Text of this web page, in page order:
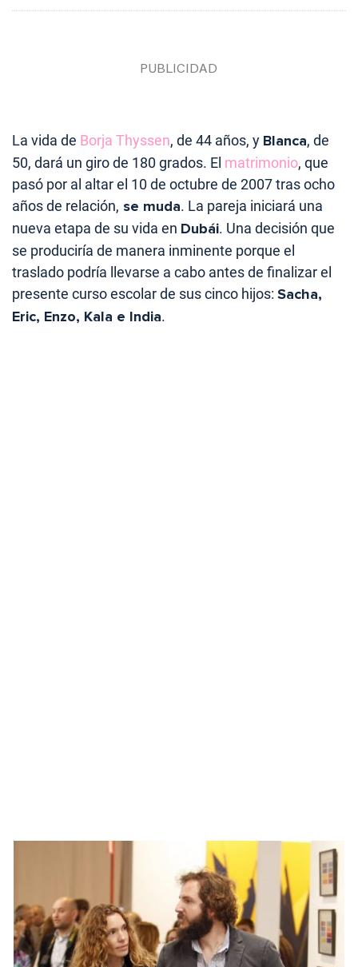
La vida de Borja Thyssen, de 44 años, y Blanca, de
50, dará un giro de 180 grados. El matrimonio, que
pasó por al altar el 10 de octubre de 2007 tras ocho
años de relación, se muda. La pareja iniciará una
nueva etapa de su vida en Dubái. Una decisión que
se produciría de manera inminente porque el
traslado podría llevarse a cabo antes de finalizar el
presente curso escolar de sus cinco hijos: Sacha,
Eric, Enzo, Kala e India.